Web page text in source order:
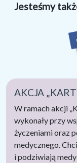
Jesteśmy
AKCJA
W ramach akcji
wykonały przy
życzeniami oraz
medycznego.
i podziwiają